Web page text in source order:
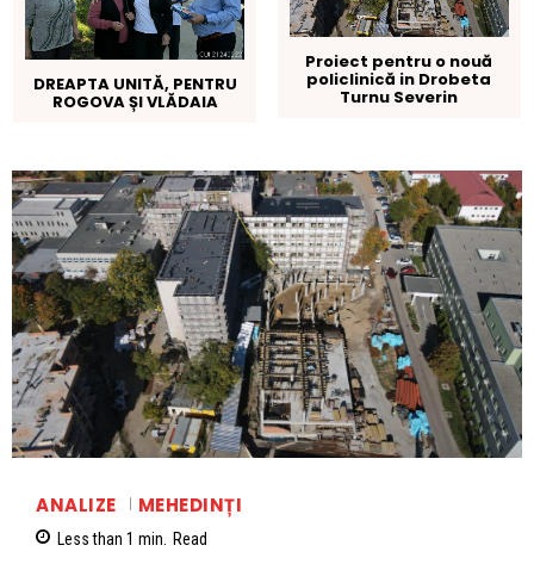
DREAPTA UNITĂ, PENTRU
ROGOVA ȘI VLĂDAIA
Proiect pentru o nouă
policlinică in Drobeta
Turnu Severin